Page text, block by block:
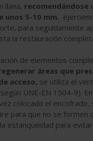
llana, recomendándose
unos 5-10 mm.
para seguidamente
la restauración
de elementos
áreas que
acceso, se utiliza el
UNE-EN 1504-9).
colocado el encofrado,
para que no se formen
estanqueidad para